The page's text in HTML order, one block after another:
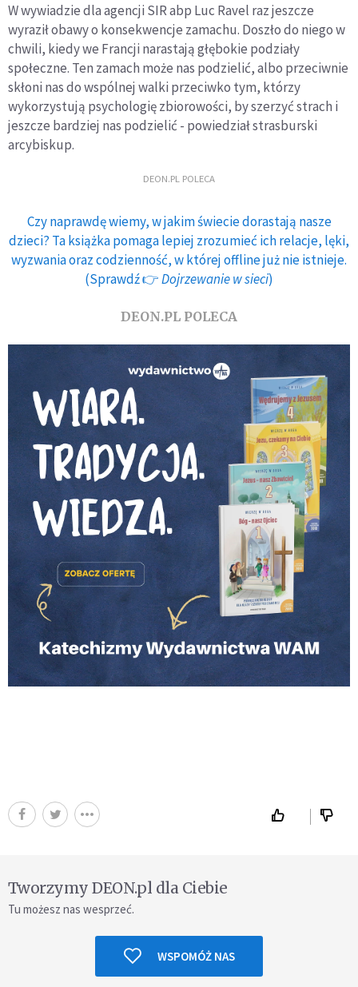
W wywiadzie dla agencji SIR abp Luc Ravel raz jeszcze
wyraził obawy o konsekwencje zamachu. Doszło do niego w
chwili, kiedy we Francji narastają głębokie podziały
społeczne. Ten zamach może nas podzielić, albo przeciwnie
skłoni nas do wspólnej walki przeciwko tym, którzy
wykorzystują psychologię zbiorowości, by szerzyć strach i
jeszcze bardziej nas podzielić - powiedział strasburski
arcybiskup.
DEON.PL POLECA
Czy naprawdę wiemy, w jakim świecie dorastają nasze
dzieci? Ta książka pomaga lepiej zrozumieć ich relacje, lęki,
wyzwania oraz codzienność, w której offline już nie istnieje.
(Sprawdź 👉Dojrzewanie w sieci)
DEON.PL POLECA
Tworzymy DEON.pl dla Ciebie
Tu możesz nas wesprzeć.
WSPOMÓŻ NAS